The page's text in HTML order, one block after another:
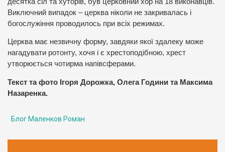
Виключний випадок – церква ніколи не закривалась і
богослужіння проводилось при всіх режимах.
Церква має незвичну форму, завдяки якої здалеку може
нагадувати ротонту, хочя і є хрестоподібною, хрест
утворюється чотирма напівсферами.
Текст та фото Ігоря Дорожка, Олега Години та Максима
Назаренка.
Блог Маленков Роман